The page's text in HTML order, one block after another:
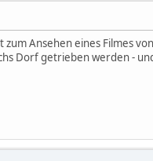
Ansehen eines Filmes
Dorf getrieben werden -